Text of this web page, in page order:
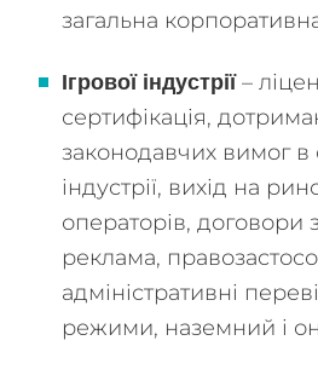
загальна
Ігрової індустрії–
сертифікація,
законодавчих вимог в
індустрії, вихід на
операторів, договори
реклама,
адміністративні
режими, наземний і